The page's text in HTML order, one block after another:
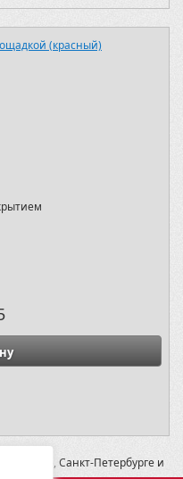
(красный)
Москве, Санкт-Петербурге и